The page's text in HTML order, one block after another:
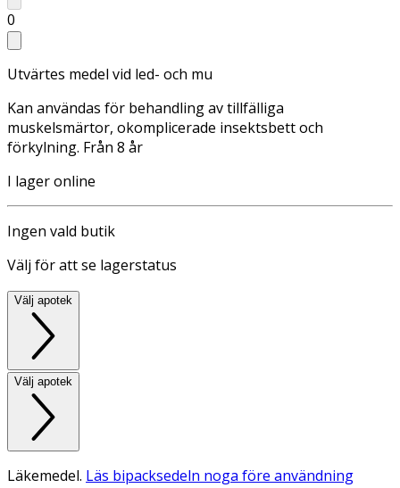
0
Utvärtes medel vid led- och mu
Kan användas för behandling av tillfälliga
muskelsmärtor, okomplicerade insektsbett och
förkylning. Från 8 år
I lager online
Ingen vald butik
Välj för att se lagerstatus
Välj apotek
Välj apotek
Läkemedel. Läs bipacksedeln noga före användning